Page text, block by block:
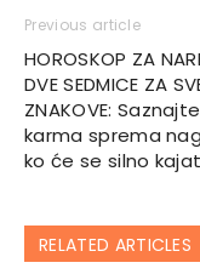
Previous article
HOROSKOP ZA
DVE SEDMICE ZA
ZNAKOVE:
karma sprema
ko će se silno
RELATED ARTICLES